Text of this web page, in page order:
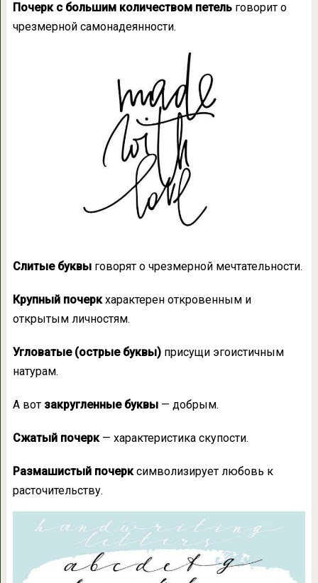
Почерк с большим количеством петель говорит о
чрезмерной самонадеянности.
Слитые буквыговорят о чрезмерной мечтательности.
Крупный почеркхарактерен откровенным и
открытым личностям.
Угловатые (острые буквы)присущи эгоистичным
натурам.
А вот закругленные буквы — добрым.
Сжатый почерк — характеристика скупости.
Размашистый почерксимволизирует любовь к
расточительству.